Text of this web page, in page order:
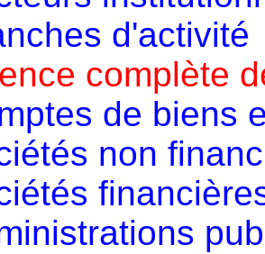
d'activité
complète
de biens
non